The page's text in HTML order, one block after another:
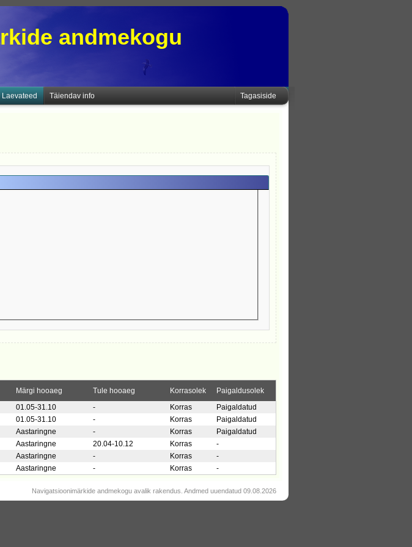
andmekogu
Laevateed Täiendav info Tagasiside
Märgi hooaeg Tule hooaeg Korrasolek
Paigaldusolek
01.05-31.10 - Korras
Paigaldatud
01.05-31.10 - Korras
Paigaldatud
Aastaringne - Korras
Paigaldatud
Aastaringne 20.04-10.12 Korras
-
Aastaringne - Korras
-
Aastaringne - Korras -
Navigatsioonimärkide andmekogu avalik rakendus. Andmed uuendatud 09.08.2026